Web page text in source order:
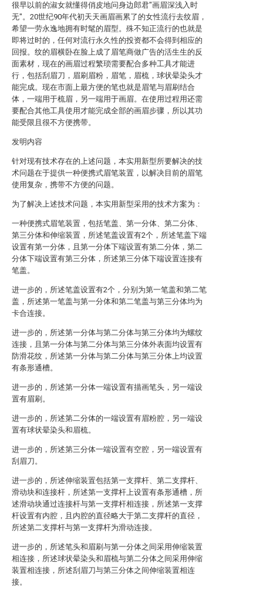
很早以前的淑女就懂得俏皮地问身边郎君″画眉深浅入时
无″。20世纪90年代初天天画眉画累了的女性流行去纹眉，
希望一劳永逸地拥有时髦的眉型。殊不知正流行的也就是
即将过时的，任何对流行永久性的投资都不会得到相应的
回报。纹的眉横卧在脸上成了眉笔商做广告的活生生的反
面素材，现在的画眉过程繁琐需要配合多种工具才能进
行，包括刮眉刀，眉刷眉粉，眉笔，眉梳，球状晕染头才
能完成。现在市面上最方便的笔也就是眉笔与眉刷结合
体，一端用于梳眉，另一端用于画眉。在使用过程用还需
要配合其他工具使用才能完成全部的画眉步骤，所以其功
能受限且很不方便携带。
发明内容
针对现有技术存在的上述问题，本实用新型所要解决的技
术问题在于提供一种便携式眉笔装置，以解决目前的眉笔
使用复杂，携带不方便的问题。
为了解决上述技术问题，本实用新型采用的技术方案为：
一种便携式眉笔装置，包括笔盖、第一分体、第二分体、
第三分体和伸缩装置，所述笔盖设置有2个，所述笔盖下端
设置有第一分体，且第一分体下端设置有第二分体，第二
分体下端设置有第三分体，所述第三分体下端设置连接有
笔盖。
进一步的，所述笔盖设置有2个，分别为第一笔盖和第二笔
盖，所述第一笔盖与第一分体和第二笔盖与第三分体均为
卡合连接。
进一步的，所述第一分体与第二分体与第三分体均为螺纹
连接，且第一分体与第二分体与第三分体外表面均设置有
防滑花纹，所述第一分体与第二分体与第三分体上均设置
有条形通槽。
进一步的，所述第一分体一端设置有描画笔头，另一端设
置有眉刷。
进一步的，所述第二分体的一端设置有眉粉腔，另一端设
置有球状晕染头和眉梳。
进一步的，所述第三分体一端设置有空腔，另一端设置有
刮眉刀。
进一步的，所述伸缩装置包括第一支撑杆、第二支撑杆、
滑动块和连接杆，所述第一支撑杆上设置有条形通槽，所
述滑动块通过连接杆与第一支撑杆相连接，所述第一支撑
杆设置有内腔，且内腔的直径略大于第二支撑杆的直径，
所述第二支撑杆与第一支撑杆为滑动连接。
进一步的，所述笔头和眉刷与第一分体之间采用伸缩装置
相连接，所述球状晕染头和眉梳与第二分体之间采用伸缩
装置相连接，所述刮眉刀与第三分体之间伸缩装置相连
接。